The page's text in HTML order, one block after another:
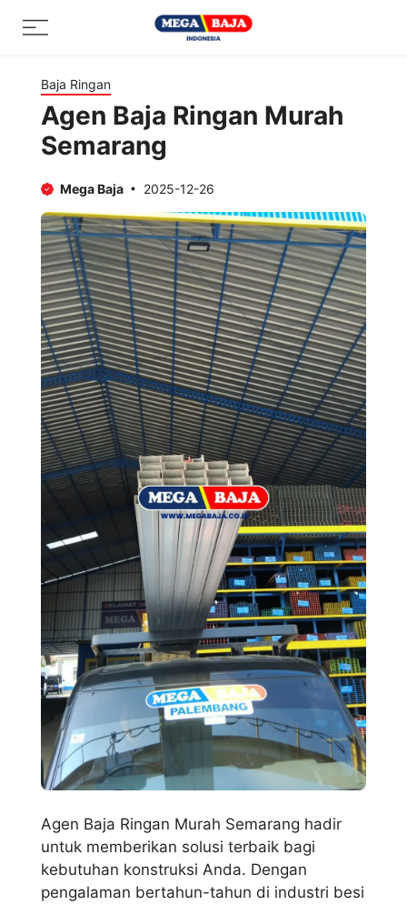
Menu
Baja Ringan
Agen Baja Ringan Murah
Semarang
Mega Baja 2025-12-26
Agen Baja Ringan Murah Semarang hadir
untuk memberikan solusi terbaik bagi
kebutuhan konstruksi Anda. Dengan
pengalaman bertahun-tahun di industri besi